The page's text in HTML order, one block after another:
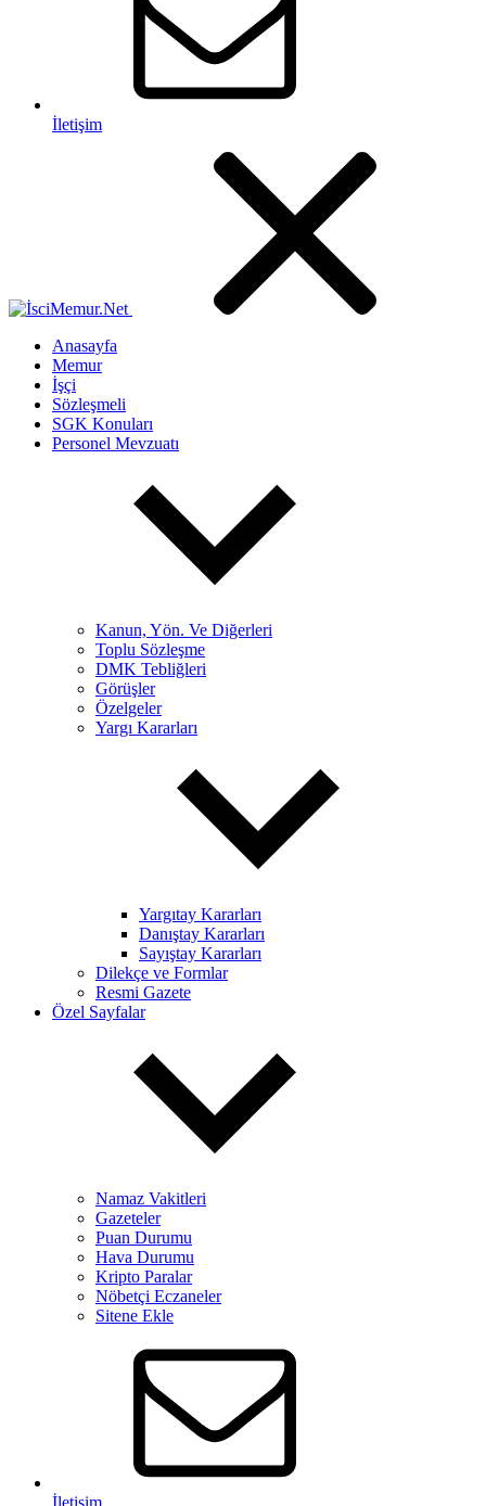
İletişim
Anasayfa
Memur
İşçi
Sözleşmeli
SGK Konuları
Personel Mevzuatı
Kanun, Yön. Ve Diğerleri
Toplu Sözleşme
DMK Tebliğleri
Görüşler
Özelgeler
Yargı Kararları
Yargıtay Kararları
Danıştay Kararları
Sayıştay Kararları
Dilekçe ve Formlar
Resmi Gazete
Özel Sayfalar
Namaz Vakitleri
Gazeteler
Puan Durumu
Hava Durumu
Kripto Paralar
Nöbetçi Eczaneler
Sitene Ekle
İletişim